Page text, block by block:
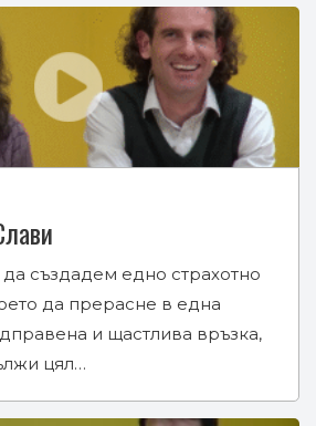
създадем едно страхотно
да прерасне в една
и щастлива връзка,
цял…